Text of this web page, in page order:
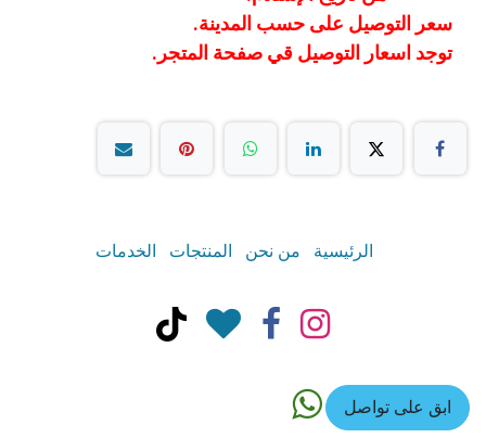
سعر التوصيل على حسب المدينة.
توجد اسعار التوصيل قي صفحة المتجر.
الرئيسية من نحن المنتجات الخدمات
ابق على تواصل